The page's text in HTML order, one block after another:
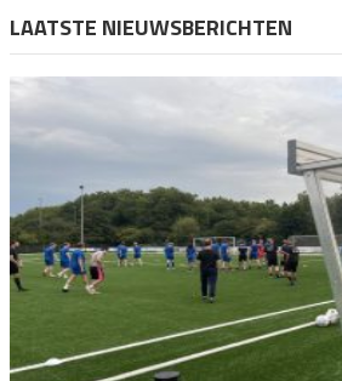
LAATSTE NIEUWSBERICHTEN